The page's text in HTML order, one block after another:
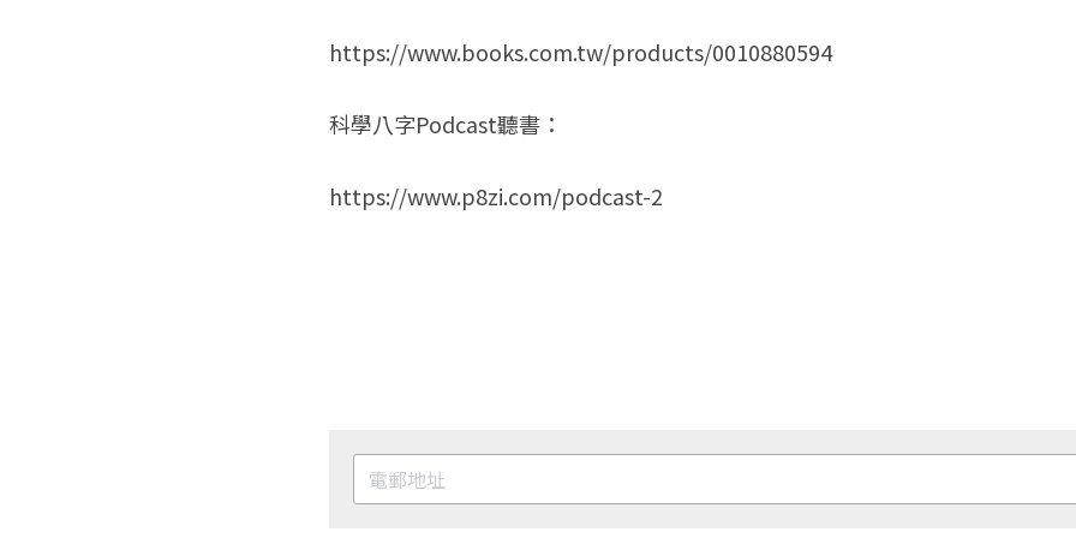
https://www.books.com.tw/products/0010880594
科學八字Podcast聽書：
https://www.p8zi.com/podcast-2